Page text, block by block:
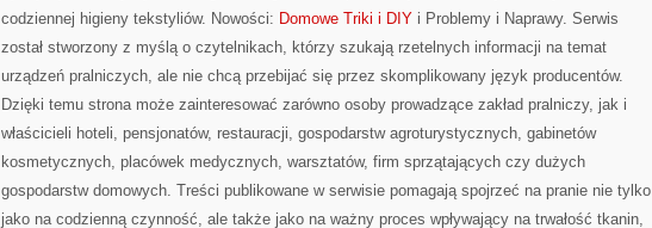
codziennej higieny tekstyliów. Nowości: Domowe Triki i DIY i Problemy i Naprawy. Serwis
został stworzony z myślą o czytelnikach, którzy szukają rzetelnych informacji na temat
urządzeń pralniczych, ale nie chcą przebijać się przez skomplikowany język producentów.
Dzięki temu strona może zainteresować zarówno osoby prowadzące zakład pralniczy, jak i
właścicieli hoteli, pensjonatów, restauracji, gospodarstw agroturystycznych, gabinetów
kosmetycznych, placówek medycznych, warsztatów, firm sprzątających czy dużych
gospodarstw domowych. Treści publikowane w serwisie pomagają spojrzeć na pranie nie tylko
jako na codzienną czynność, ale także jako na ważny proces wpływający na trwałość tkanin,